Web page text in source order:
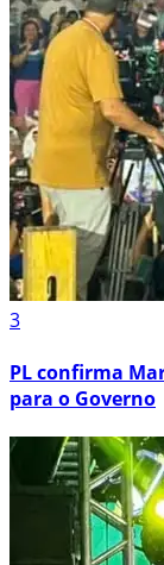
3
PL confirma
para o Governo